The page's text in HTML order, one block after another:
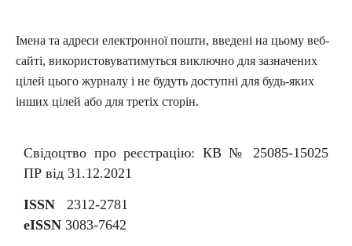
Імена та адреси електронної пошти, введені на цьому веб-
сайті, використовуватимуться виключно для зазначених
цілей цього журналу і не будуть доступні для будь-яких
інших цілей або для третіх сторін.
Свідоцтво про реєстрацію: КВ № 25085-15025
ПР від 31.12.2021
ISSN 2312-2781
eISSN 3083-7642